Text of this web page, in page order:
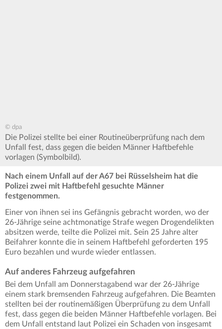
© dpa
Die Polizei stellte bei einer Routineüberprüfung nach dem
Unfall fest, dass gegen die beiden Männer Haftbefehle
vorlagen (Symbolbild).
Nach einem Unfall auf der A67 bei Rüsselsheim hat die
Polizei zwei mit Haftbefehl gesuchte Männer
festgenommen.
Einer von ihnen sei ins Gefängnis gebracht worden, wo der
26-Jährige seine achtmonatige Strafe wegen Drogendelikten
absitzen werde, teilte die Polizei mit. Sein 25 Jahre alter
Beifahrer konnte die in seinem Haftbefehl geforderten 195
Euro bezahlen und wurde wieder entlassen.
Auf anderes Fahrzeug aufgefahren
Bei dem Unfall am Donnerstagabend war der 26-Jährige
einem stark bremsenden Fahrzeug aufgefahren. Die Beamten
stellten bei der routinemäßigen Überprüfung zu dem Unfall
fest, dass gegen die beiden Männer Haftbefehle vorlagen. Bei
dem Unfall entstand laut Polizei ein Schaden von insgesamt